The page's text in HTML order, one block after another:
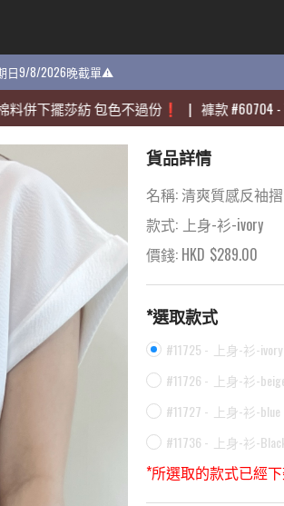
日9/8/2026晚截單⚠️
擺莎紡 包色不過份❗️ | 褲款# 60704-彈力
日9/8/2026晚截單⚠️
擺莎紡 包色不過份❗️ | 褲款# 60704-彈力
貨品詳情
名稱: 清爽質感反袖
款式: 上身-衫-ivory
價錢: HKD $289.00
*選取款式
#11725 - 上身-衫-ivory
#11726 - 上身-衫-
#11727 - 上身-衫-blue
#11736 - 上身-衫-
*所選取的款式已經